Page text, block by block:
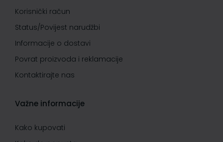
Korisnički račun
Status/Povijest narudžbi
Informacije o dostavi
Povrat proizvoda i reklamacije
Kontaktirajte nas
Važne informacije
Kako kupovati